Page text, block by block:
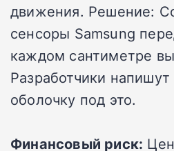
движения. Решение:
сенсоры Samsung
каждом сантиметре
Разработчики
оболочку под это.
Финансовый риск: